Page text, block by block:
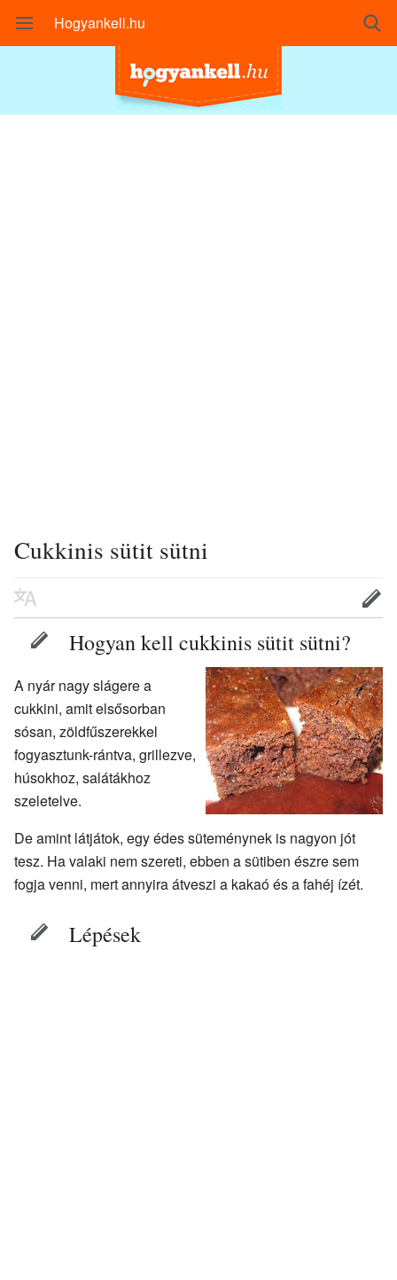
Hogyankell.hu
Cukkinis sütit sütni
Hogyan kell cukkinis sütit sütni?
A nyár nagy slágere a
cukkini, amit elsősorban
sósan, zöldfűszerekkel
fogyasztunk-rántva, grillezve,
húsokhoz, salátákhoz
szeletelve.
De amint látjátok, egy édes süteménynek is nagyon jót
tesz. Ha valaki nem szereti, ebben a sütiben észre sem
fogja venni, mert annyira átveszi a kakaó és a fahéj ízét.
Lépések